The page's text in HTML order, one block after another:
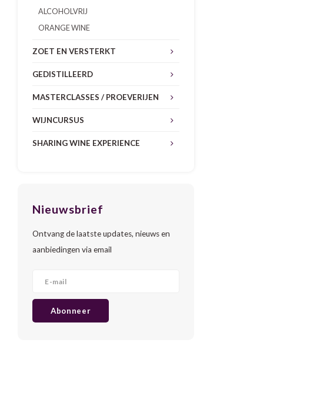
ALCOHOLVRIJ
ORANGE WINE
ZOET EN VERSTERKT
GEDISTILLEERD
MASTERCLASSES / PROEVERIJEN
WIJNCURSUS
SHARING WINE EXPERIENCE
Nieuwsbrief
Ontvang de laatste updates, nieuws en
aanbiedingen via email
Abonneer